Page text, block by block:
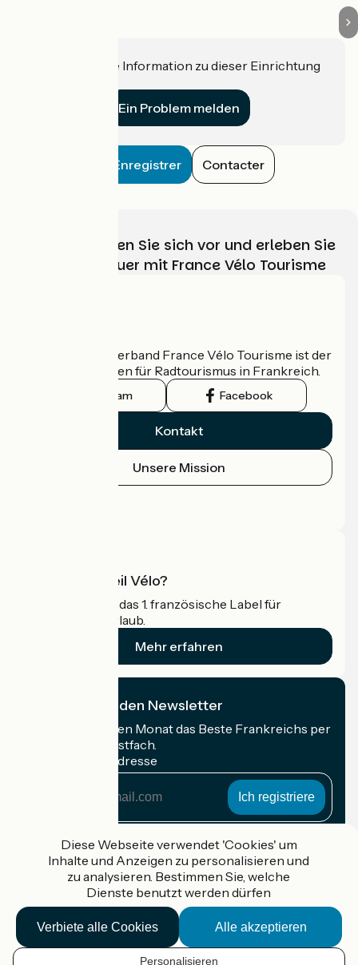
Haben Sie eine Information zu dieser Einrichtung
Ein Problem melden
Enregistrer Contacter
Wählen, bereiten Sie sich vor und erleben Sie
Ihr Radabenteuer mit France Vélo Tourisme
Der nationale Verband France Vélo Tourisme ist der
offizielle Leitfaden für Radtourismus in Frankreich.
Instagram Facebook
Kontakt
Unsere Mission
Was ist Accueil Vélo?
Accueil Vélo ist das 1. französische Label für
Radfahrer im Urlaub.
Mehr erfahren
Ich abonniere den Newsletter
Erhalten Sie jeden Monat das Beste Frankreichs per
Rad in Ihrem Postfach.
Meine E-Mail-Adresse
Adresse
Gefördert im Rahmen von Destination France
Accueil Vélo Pro
Kontakt
Diese Webseite verwendet 'Cookies' um
Inhalte und Anzeigen zu personalisieren und
zu analysieren. Bestimmen Sie, welche
Dienste benutzt werden dürfen
Alle akzeptieren
Verbiete alle Cookies
Personalisieren